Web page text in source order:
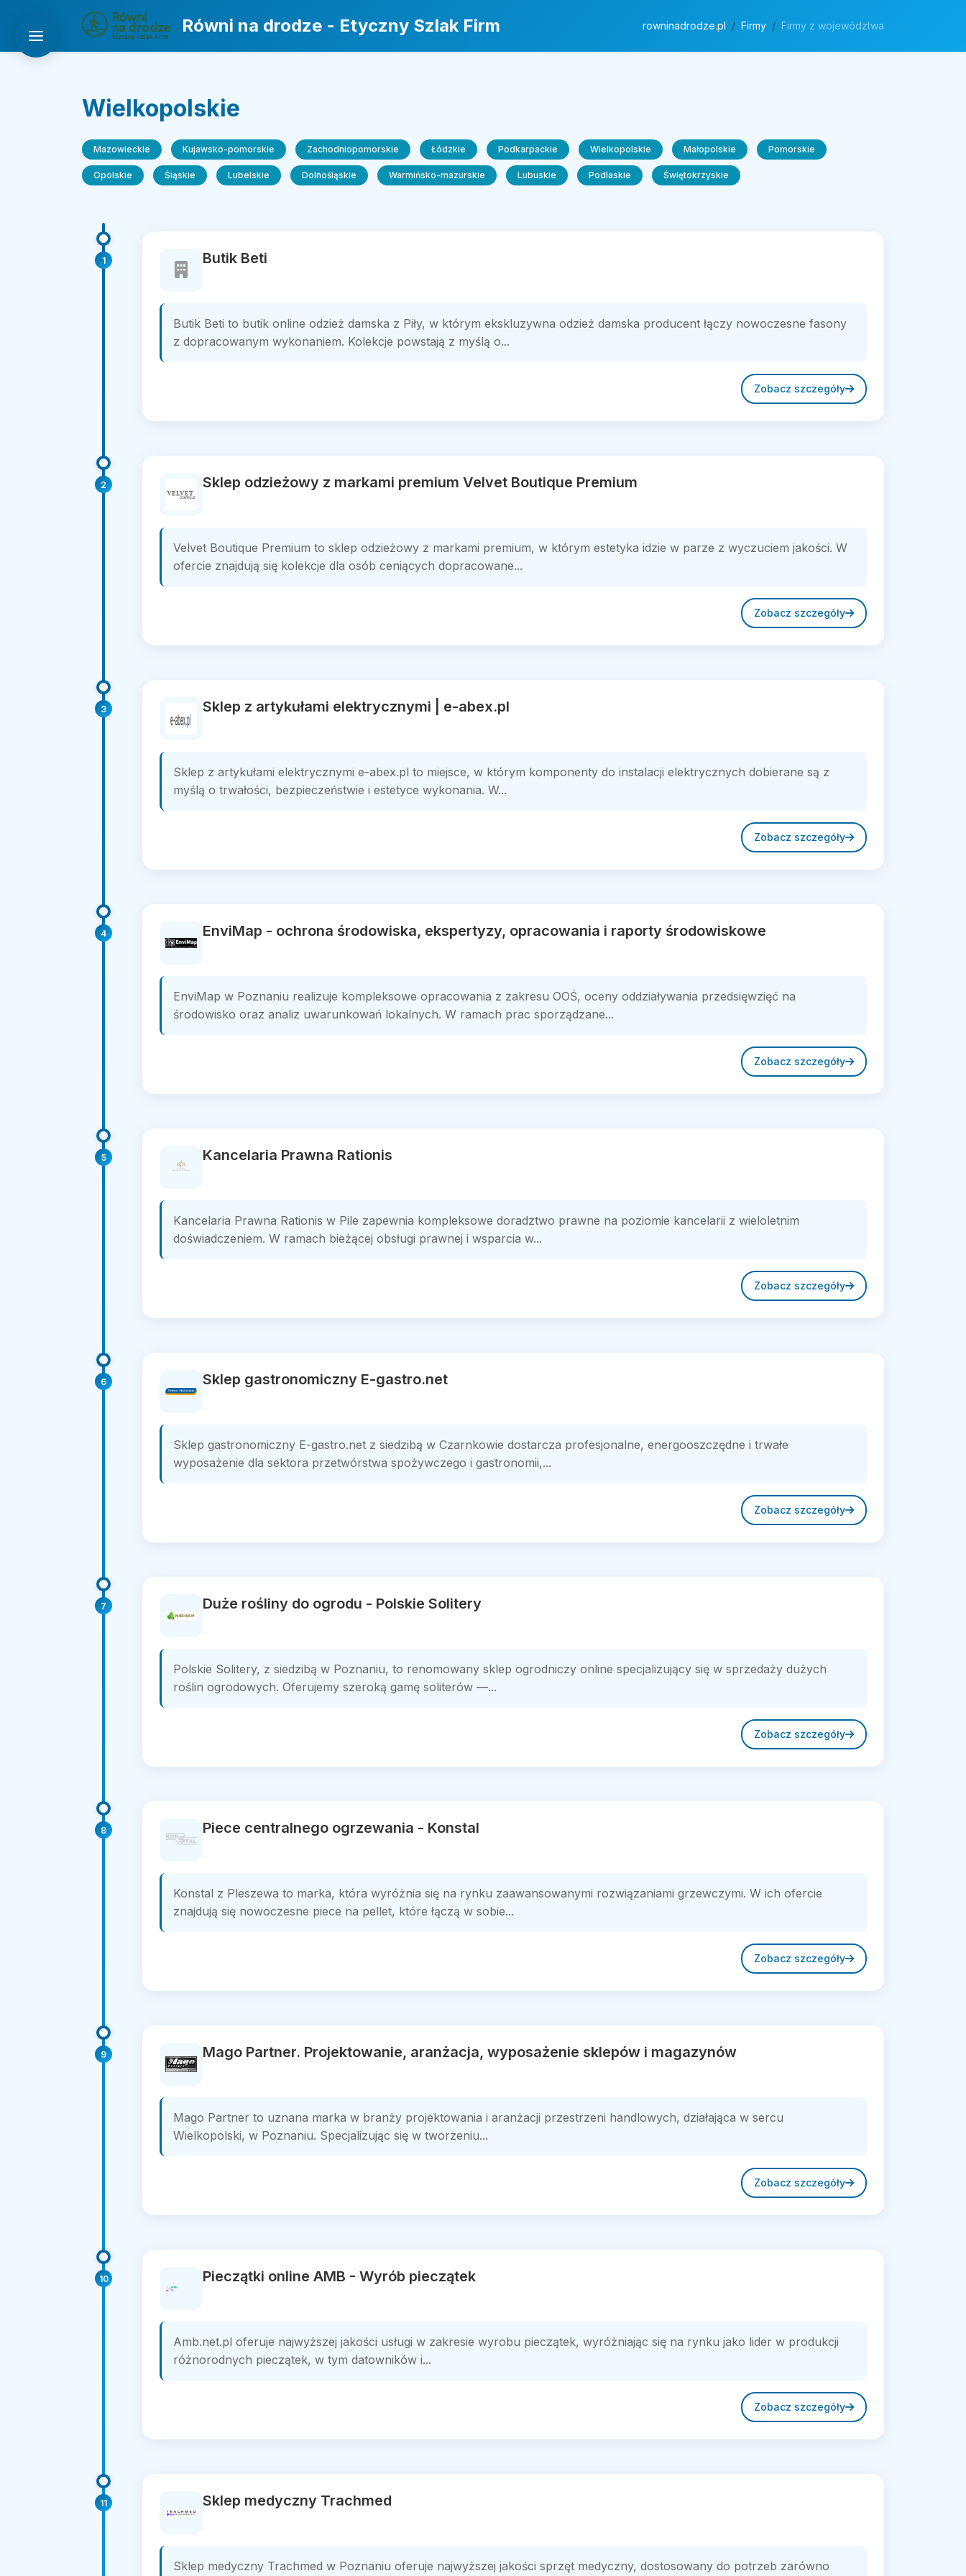
Równi na drodze - Etyczny Szlak Firm rowninadrodze.pl Firmy Firmy z województwa
Wielkopolskie
Mazowieckie Kujawsko-pomorskie Zachodniopomorskie Łódzkie Podkarpackie Wielkopolskie Małopolskie Pomorskie
Opolskie Śląskie Lubelskie Dolnośląskie Warmińsko-mazurskie Lubuskie Podlaskie Świętokrzyskie
1 Butik Beti
Butik Beti to butik online odzież damska z Piły, w którym ekskluzywna odzież damska producent łączy nowoczesne fasony
z dopracowanym wykonaniem. Kolekcje powstają z myślą o...
Zobacz szczegóły
2 Sklep odzieżowy z markami premium Velvet Boutique Premium
Velvet Boutique Premium to sklep odzieżowy z markami premium, w którym estetyka idzie w parze z wyczuciem jakości. W
ofercie znajdują się kolekcje dla osób ceniących dopracowane...
Zobacz szczegóły
3 Sklep z artykułami elektrycznymi | e-abex.pl
Sklep z artykułami elektrycznymi e-abex.pl to miejsce, w którym komponenty do instalacji elektrycznych dobierane są z
myślą o trwałości, bezpieczeństwie i estetyce wykonania. W...
Zobacz szczegóły
4 EnviMap - ochrona środowiska, ekspertyzy, opracowania i raporty środowiskowe
EnviMap w Poznaniu realizuje kompleksowe opracowania z zakresu OOŚ, oceny oddziaływania przedsięwzięć na
środowisko oraz analiz uwarunkowań lokalnych. W ramach prac sporządzane...
Zobacz szczegóły
5 Kancelaria Prawna Rationis
Kancelaria Prawna Rationis w Pile zapewnia kompleksowe doradztwo prawne na poziomie kancelarii z wieloletnim
doświadczeniem. W ramach bieżącej obsługi prawnej i wsparcia w...
Zobacz szczegóły
6 Sklep gastronomiczny E-gastro.net
Sklep gastronomiczny E-gastro.net z siedzibą w Czarnkowie dostarcza profesjonalne, energooszczędne i trwałe
wyposażenie dla sektora przetwórstwa spożywczego i gastronomii,...
Zobacz szczegóły
7 Duże rośliny do ogrodu - Polskie Solitery
Polskie Solitery, z siedzibą w Poznaniu, to renomowany sklep ogrodniczy online specjalizujący się w sprzedaży dużych
roślin ogrodowych. Oferujemy szeroką gamę soliterów —...
Zobacz szczegóły
8 Piece centralnego ogrzewania - Konstal
Konstal z Pleszewa to marka, która wyróżnia się na rynku zaawansowanymi rozwiązaniami grzewczymi. W ich ofercie
znajdują się nowoczesne piece na pellet, które łączą w sobie...
Zobacz szczegóły
9 Mago Partner. Projektowanie, aranżacja, wyposażenie sklepów i magazynów
Mago Partner to uznana marka w branży projektowania i aranżacji przestrzeni handlowych, działająca w sercu
Wielkopolski, w Poznaniu. Specjalizując się w tworzeniu...
Zobacz szczegóły
10 Pieczątki online AMB - Wyrób pieczątek
Amb.net.pl oferuje najwyższej jakości usługi w zakresie wyrobu pieczątek, wyróżniając się na rynku jako lider w produkcji
różnorodnych pieczątek, w tym datowników i...
Zobacz szczegóły
11 Sklep medyczny Trachmed
Sklep medyczny Trachmed w Poznaniu oferuje najwyższej jakości sprzęt medyczny, dostosowany do potrzeb zarówno